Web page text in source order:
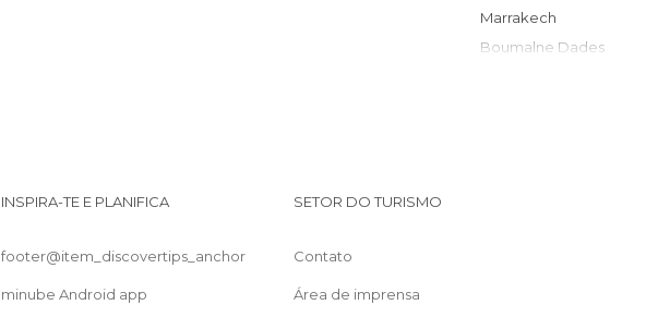
Marrakech
Boumalne Dades
INSPIRA-TE E PLANIFICA
footer@item_discovertips_anchor
minube Android app
SETOR DO TURISMO
Contato
Área de imprensa